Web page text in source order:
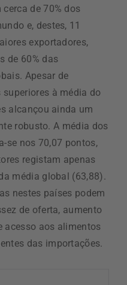
de 70% dos
e, destes, 11
exportadores,
de 60% das
Apesar de
superiores à média do
alcançou ainda um
robusto. A média dos
se nos 70,07 pontos,
registam apenas
média global (63,88).
nestes países podem
de oferta, aumento
acesso aos alimentos
das importações.